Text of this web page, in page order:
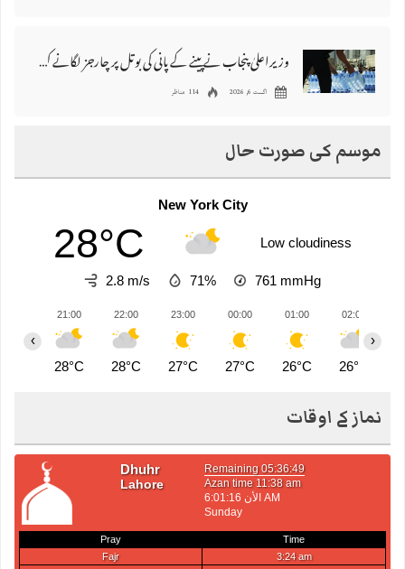
وزیراعلیٰ پنجاب نے پینے کے پانی کی بوتل پر چارجز لگانے کی تجویز مستر دکر دی
اگست 6, 2026 114 مناظر
موسم کی صورت حال
New York City
28°C Low cloudiness
2.8 m/s 71% 761 mmHg
21:00
28°C
22:00
28°C
23:00
27°C
00:00
27°C
01:00
26°C
02:00
26°C
‹ ›
نماز کے اوقات